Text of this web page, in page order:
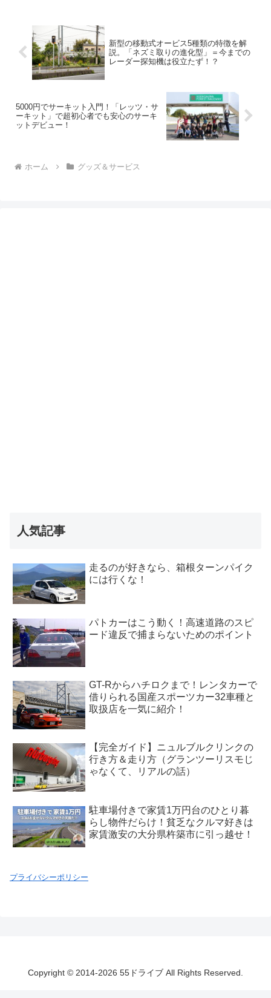
新型の移動式オービス5種類の特徴を解
説。「ネズミ取りの進化型」＝今までの
レーダー探知機は役立たず！？
5000円でサーキット入門！「レッツ・サ
ーキット」で超初心者でも安心のサーキ
ットデビュー！
ホーム グッズ＆サービス
人気記事
走るのが好きなら、箱根ターンパイク
には行くな！
パトカーはこう動く！高速道路のスピ
ード違反で捕まらないためのポイント
GT-Rからハチロクまで！レンタカーで
借りられる国産スポーツカー32車種と
取扱店を一気に紹介！
【完全ガイド】ニュルブルクリンクの
行き方＆走り方（グランツーリスモじ
ゃなくて、リアルの話）
駐車場付きで家賃1万円台のひとり暮
らし物件だらけ！貧乏なクルマ好きは
家賃激安の大分県杵築市に引っ越せ！
プライバシーポリシー
Copyright © 2014-2026 55ドライブ All Rights Reserved.